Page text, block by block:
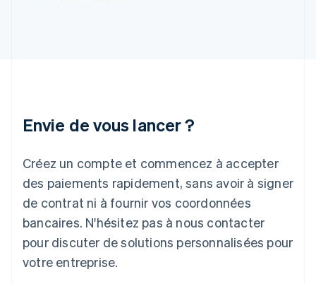
Envie de vous lancer ?
Créez un compte et commencez à accepter
des paiements rapidement, sans avoir à signer
de contrat ni à fournir vos coordonnées
bancaires. N'hésitez pas à nous contacter
pour discuter de solutions personnalisées pour
votre entreprise.
Japon
Lettonie
English
Liechtenstein
DeutschEnglish
Lituanie
Luxembourg
FrançaisDeutschEnglish